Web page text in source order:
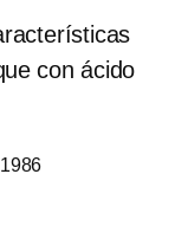
con ácido